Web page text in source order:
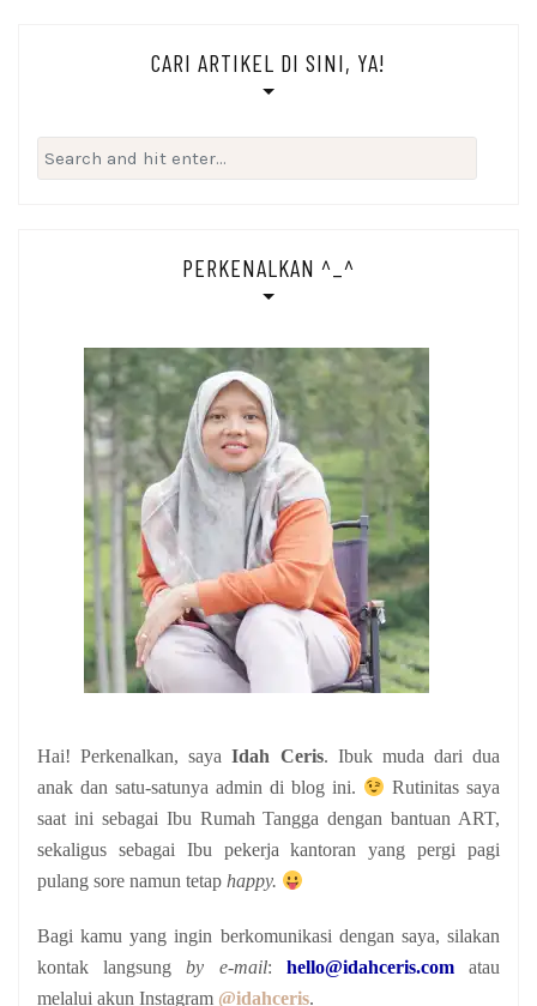
CARI ARTIKEL DI SINI, YA!
Search
for:
PERKENALKAN ^_^
Hai! Perkenalkan, sayaIdah Ceris. Ibuk muda dari dua
anak dan satu-satunya admin di blog ini.
Rutinitas saya
saat ini sebagai Ibu Rumah Tangga dengan bantuan ART,
sekaligus sebagai Ibu pekerja kantoran yang pergi pagi
pulang sore namun tetap happy.
Bagi kamu yang ingin berkomunikasi dengan saya, silakan
kontak langsungby e-mail: hello@idahceris.com
atau
melalui akun Instagram @idahceris.